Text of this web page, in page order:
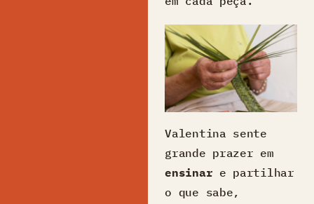
Valentina sente
grande prazer em
ensinar e partilhar
o que sabe,